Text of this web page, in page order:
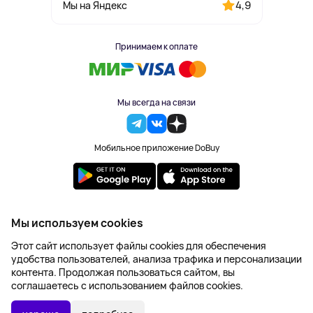
В КОРЗИНУ
Мы на Яндекс 4,9
Принимаем к оплате
Мы всегда на связи
Мобильное приложение DoBuy
2023-2026 © DoBuy. Все права защищены
Правила обработки персональных данных
Пользовательское соглашение
Оферта
Создание сайта – NetLab
Мы используем cookies
Этот сайт использует файлы cookies для обеспечения
удобства пользователей, анализа трафика и персонализации
контента. Продолжая пользоваться сайтом, вы
соглашаетесь с использованием файлов cookies.